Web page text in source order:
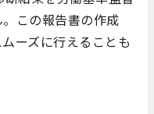
この報告書の作成
ーズに行えることも